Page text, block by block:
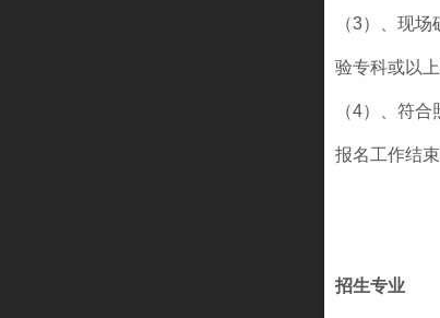
（3）、现
验专科或以
（4）、符
报名工作结
招生专业